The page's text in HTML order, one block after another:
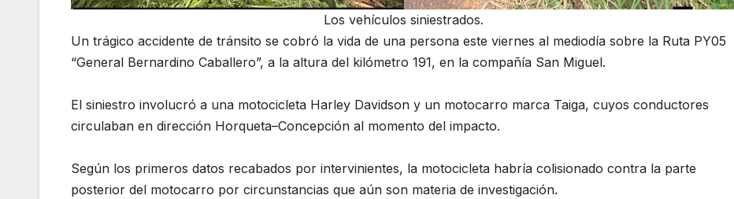
Los vehículos siniestrados.
Un trágico accidente de tránsito se cobró la vida de una persona este viernes al mediodía sobre la Ruta PY05
“General Bernardino Caballero”, a la altura del kilómetro 191, en la compañía San Miguel.
El siniestro involucró a una motocicleta Harley Davidson y un motocarro marca Taiga, cuyos conductores
circulaban en dirección Horqueta–Concepción al momento del impacto.
Según los primeros datos recabados por intervinientes, la motocicleta habría colisionado contra la parte
posterior del motocarro por circunstancias que aún son materia de investigación.